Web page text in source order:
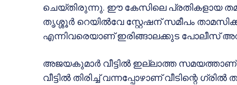
ചെയ്തിരുന്നു. ഈ കേസിലെ പ്രതികളായ
തൃശ്ശൂർ റെയിൽവേ സ്റ്റേഷന് സമീപം
എന്നിവരെയാണ് ഇരിങ്ങാലക്കുട പോലീസ്
അജയകുമാർ വീട്ടിൽ ഇല്ലാത്ത സമയത്താണ്
വീട്ടിൽ തിരിച്ച് വന്നപ്പോഴാണ് വീടിന്റെ